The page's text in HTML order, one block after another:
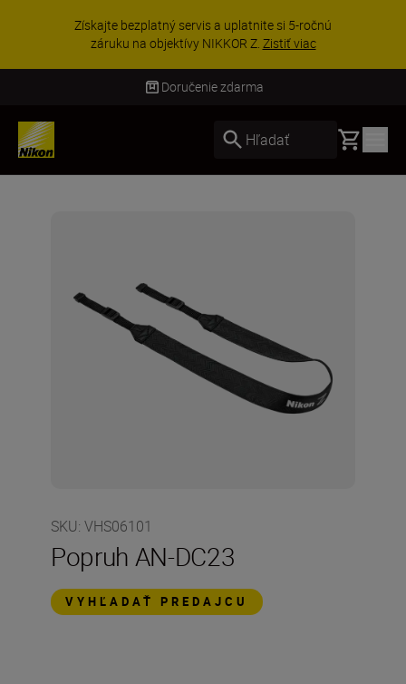
Získajte bezplatný servis a uplatnite si 5-ročnú
záruku na objektívy NIKKOR Z. Zistiť viac
Doručenie zdarma
Hľadať Basket
SKU: VHS06101
Popruh AN-DC23
VYHĽADAŤ PREDAJCU